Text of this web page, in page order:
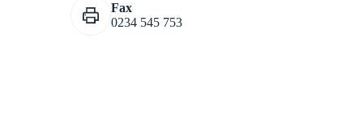
Fax
0234 545 753